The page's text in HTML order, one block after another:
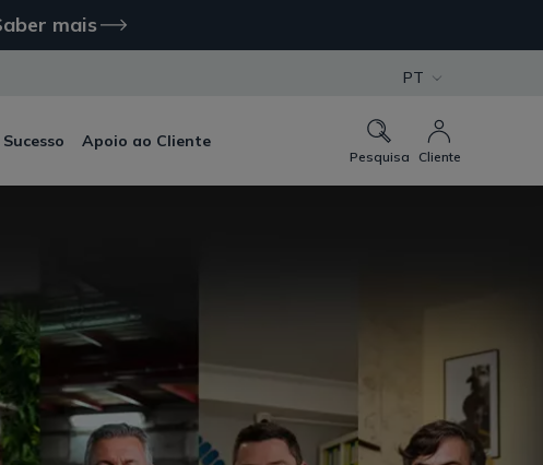
mais
PT
Apoio ao Cliente
Pesquisa Cliente